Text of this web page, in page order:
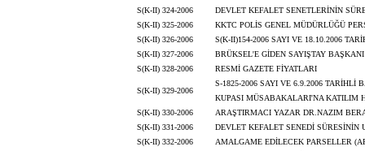
S(K-II) 324-2006
DEVLET KEFALET SENETLERİNİN
S(K-II) 325-2006
KKTC POLİS GENEL MÜDÜRLÜĞÜ
S(K-II) 326-2006
S(K-II)154-2006 SAYI VE 18.10.2006
S(K-II) 327-2006
BRÜKSEL'E GİDEN SAYIŞTAY
S(K-II) 328-2006
RESMİ GAZETE FİYATLARI
S(K-II) 329-2006
S-1825-2006 SAYI VE 6.9.2006
KUPASI MÜSABAKALARI'NA KATILIM
S(K-II) 330-2006
ARAŞTIRMACI YAZAR DR.NAZIM
S(K-II) 331-2006
DEVLET KEFALET SENEDİ SÜRESİNİN
S(K-II) 332-2006
AMALGAME EDİLECEK PARSELLER